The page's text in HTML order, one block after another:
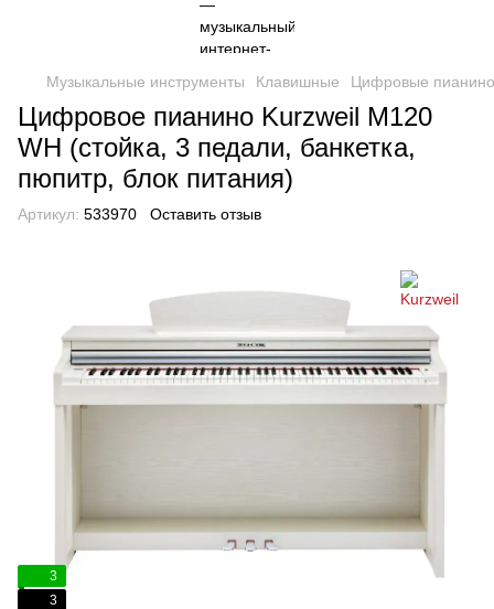
Музыкальные инструменты Клавишные Цифровые пианино
Цифровое пианино Kurzweil M120
WH (стойка, 3 педали, банкетка,
пюпитр, блок питания)
Артикул: 533970 Оставить отзыв
3
3